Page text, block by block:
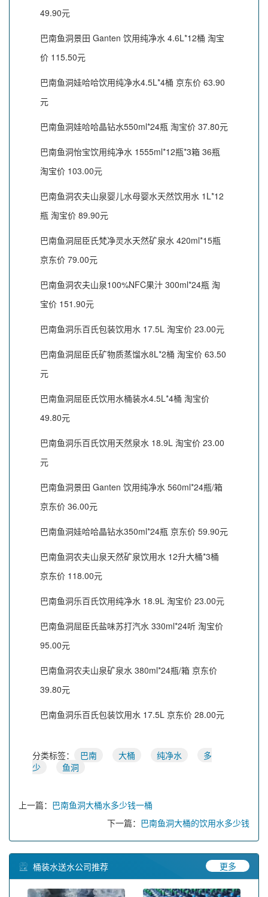
49.90元
巴南鱼洞景田 Ganten 饮用纯净水 4.6L*12桶 淘宝
价 115.50元
巴南鱼洞娃哈哈饮用纯净水4.5L*4桶 京东价 63.90
元
巴南鱼洞娃哈哈晶钻水550ml*24瓶 淘宝价 37.80元
巴南鱼洞怡宝饮用纯净水 1555ml*12瓶*3箱 36瓶
淘宝价 103.00元
巴南鱼洞农夫山泉婴儿水母婴水天然饮用水 1L*12
瓶 淘宝价 89.90元
巴南鱼洞屈臣氏梵净灵水天然矿泉水 420ml*15瓶
京东价 79.00元
巴南鱼洞农夫山泉100%NFC果汁 300ml*24瓶 淘
宝价 151.90元
巴南鱼洞乐百氏包装饮用水 17.5L 淘宝价 23.00元
巴南鱼洞屈臣氏矿物质蒸馏水8L*2桶 淘宝价 63.50
元
巴南鱼洞屈臣氏饮用水桶装水4.5L*4桶 淘宝价
49.80元
巴南鱼洞乐百氏饮用天然泉水 18.9L 淘宝价 23.00
元
巴南鱼洞景田 Ganten 饮用纯净水 560ml*24瓶/箱
京东价 36.00元
巴南鱼洞娃哈哈晶钻水350ml*24瓶 京东价 59.90元
巴南鱼洞农夫山泉天然矿泉饮用水 12升大桶*3桶
京东价 118.00元
巴南鱼洞乐百氏饮用纯净水 18.9L 淘宝价 23.00元
巴南鱼洞屈臣氏盐味苏打汽水 330ml*24听 淘宝价
95.00元
巴南鱼洞农夫山泉矿泉水 380ml*24瓶/箱 京东价
39.80元
巴南鱼洞乐百氏包装饮用水 17.5L 京东价 28.00元
分类标签： 巴南 大桶 纯净水
多
少
鱼洞
上一篇： 巴南鱼洞大桶水多少钱一桶
下一篇： 巴南鱼洞大桶的饮用水多少钱
桶装水送水公司推荐 更多